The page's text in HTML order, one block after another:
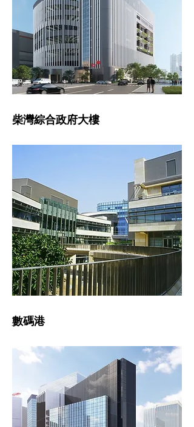
柴灣綜合政府大樓
數碼港